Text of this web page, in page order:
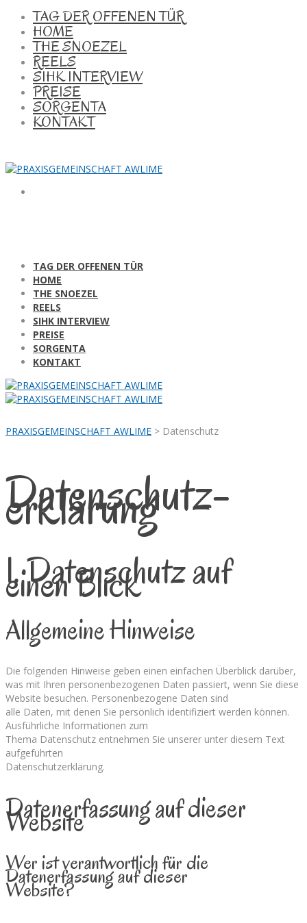
TAG DER OFFENEN TÜR
HOME
THE SNOEZEL
REELS
SIHK INTERVIEW
PREISE
SORGENTA
KONTAKT
TAG DER OFFENEN TÜR
HOME
THE SNOEZEL
REELS
SIHK INTERVIEW
PREISE
SORGENTA
KONTAKT
PRAXISGEMEINSCHAFT AWLIME > Datenschutz
Datenschutz­
erklärung
1. Datenschutz auf
einen Blick
Allgemeine Hinweise
Die folgenden Hinweise geben einen einfachen Überblick darüber,
was mit Ihren personenbezogenen Daten passiert, wenn Sie diese
Website besuchen. Personenbezogene Daten sind
alle Daten, mit denen Sie persönlich identifiziert werden können.
Ausführliche Informationen zum
Thema Datenschutz entnehmen Sie unserer unter diesem Text
aufgeführten
Datenschutzerklärung.
Datenerfassung auf dieser
Website
Wer ist verantwortlich für die
Datenerfassung auf dieser
Website?